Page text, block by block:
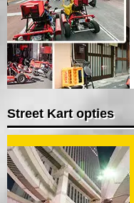
Street Kart opties